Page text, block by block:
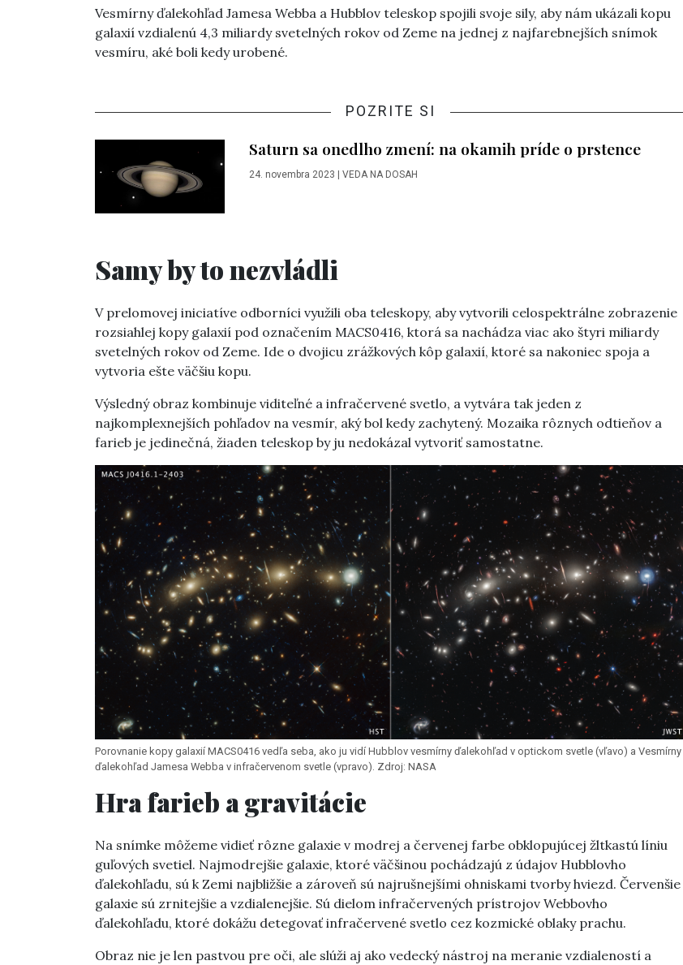
Vesmírny ďalekohľad Jamesa Webba a Hubblov teleskop spojili svoje sily, aby nám ukázali kopu
galaxií vzdialenú 4,3 miliardy svetelných rokov od Zeme na jednej z najfarebnejších snímok
vesmíru, aké boli kedy urobené.
POZRITE SI
Saturn sa onedlho zmení: na okamih príde o prstence
24. novembra 2023 VEDA NA DOSAH
Samy by to nezvládli
V prelomovej iniciatíve odborníci využili oba teleskopy, aby vytvorili celospektrálne zobrazenie
rozsiahlej kopy galaxií pod označením MACS0416, ktorá sa nachádza viac ako štyri miliardy
svetelných rokov od Zeme. Ide o dvojicu zrážkových kôp galaxií, ktoré sa nakoniec spoja a
vytvoria ešte väčšiu kopu.
Výsledný obraz kombinuje viditeľné a infračervené svetlo, a vytvára tak jeden z
najkomplexnejších pohľadov na vesmír, aký bol kedy zachytený. Mozaika rôznych odtieňov a
farieb je jedinečná, žiaden teleskop by ju nedokázal vytvoriť samostatne.
Porovnanie kopy galaxií MACS0416 vedľa seba, ako ju vidí Hubblov vesmírny ďalekohľad v optickom svetle (vľavo) a Vesmírny
ďalekohľad Jamesa Webba v infračervenom svetle (vpravo). Zdroj: NASA
Hra farieb a gravitácie
Na snímke môžeme vidieť rôzne galaxie v modrej a červenej farbe obklopujúcej žltkastú líniu
guľových svetiel. Najmodrejšie galaxie, ktoré väčšinou pochádzajú z údajov Hubblovho
ďalekohľadu, sú k Zemi najbližšie a zároveň sú najrušnejšími ohniskami tvorby hviezd. Červenšie
galaxie sú zrnitejšie a vzdialenejšie. Sú dielom infračervených prístrojov Webbovho
ďalekohľadu, ktoré dokážu detegovať infračervené svetlo cez kozmické oblaky prachu.
Obraz nie je len pastvou pre oči, ale slúži aj ako vedecký nástroj na meranie vzdialeností a